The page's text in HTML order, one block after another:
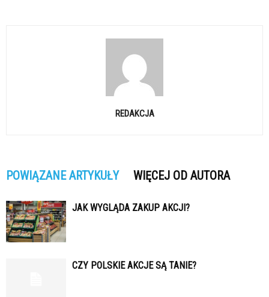
REDAKCJA
POWIĄZANE ARTYKUŁY WIĘCEJ OD AUTORA
JAK WYGLĄDA ZAKUP AKCJI?
CZY POLSKIE AKCJE SĄ TANIE?